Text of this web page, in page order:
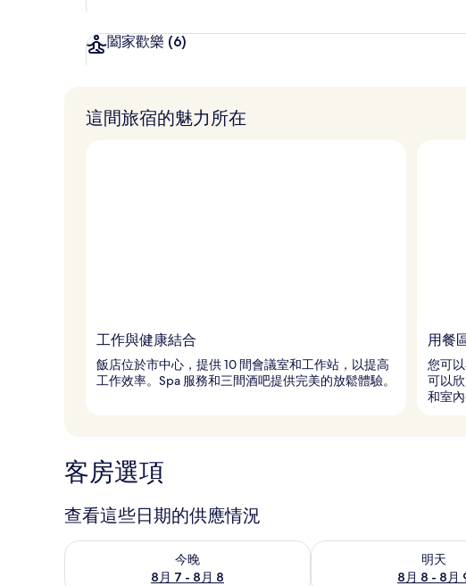
闔家歡樂 (6)
這間旅宿的魅力所在
工作與健康結合
飯店位於市中心，提供 10 間會議室和工作站，以提高
工作效率。Spa 服務和三間酒吧提供完美的放鬆體驗。
用餐
您可
可以
和室內
客房選項
查看這些日期的供應情況
今晚
8月 7 - 8月 8
查看今晚 (8月 7 - 8月 8) 的供應情況
明天
8月 8 - 8月
查看明天 (8月 8 - 8月 9)